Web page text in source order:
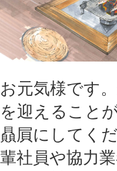
お元気様です
を迎えること
贔屓にしてく
輩社員や協力